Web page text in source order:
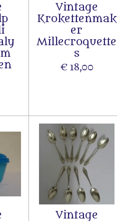
Vintage
Krokettenmak
er
Millecroquette
s
€ 18,00
Vintage